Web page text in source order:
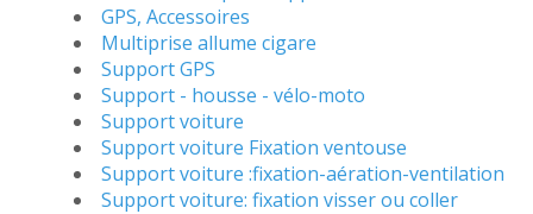
GPS, Accessoires
Multiprise allume cigare
Support GPS
Support - housse - vélo-moto
Support voiture
Support voiture Fixation ventouse
Support voiture :fixation-aération-ventilation
Support voiture: fixation visser ou coller